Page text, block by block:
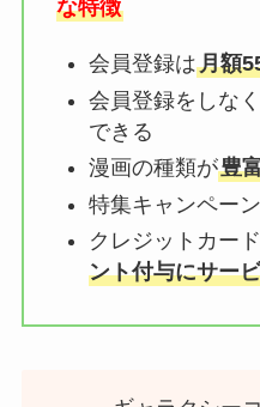
な特徴
会員登録は月額
会員登録をしな
できる
漫画の種類が豊
特集キャンペー
クレジットカー
ント付与にサー